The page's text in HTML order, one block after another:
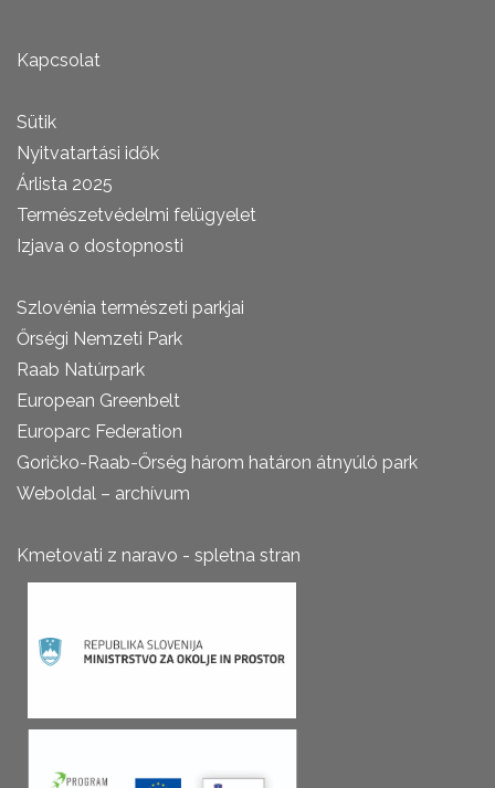
Kapcsolat
Sütik
Nyitvatartási idők
Árlista 2025
Természetvédelmi felügyelet
Izjava o dostopnosti
Szlovénia természeti parkjai
Őrségi Nemzeti Park
Raab Natúrpark
European Greenbelt
Europarc Federation
Goričko-Raab-Őrség három határon átnyúló park
Weboldal – archívum
Kmetovati z naravo - spletna stran